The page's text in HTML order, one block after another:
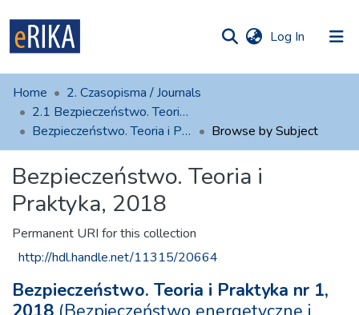
Log In (current)
UAFM
Information
For authors
Help
Contact
Home
2. Czasopisma / Journals
2.1 Bezpieczeństwo. Teoria i Praktyka
Bezpieczeństwo. Teoria i Praktyka, 2018
Browse by Subject
Bezpieczeństwo. Teoria i
Praktyka, 2018
Permanent URI for this collection
http://hdl.handle.net/11315/20664
Bezpieczeństwo. Teoria i Praktyka nr 1,